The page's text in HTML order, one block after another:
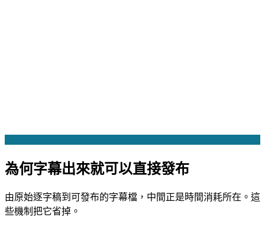
為何字幕出來就可以直接發布
由原始逐字稿到可發布的字幕檔，中間正是時間消耗所在。這
些機制把它省掉。